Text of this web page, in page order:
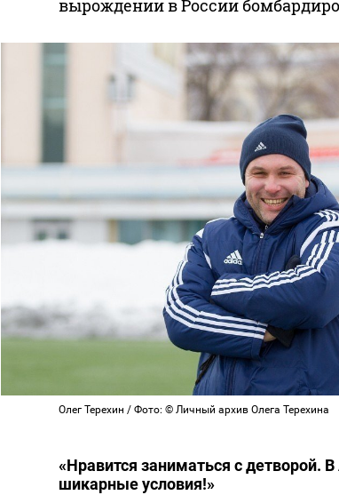
вырождении в России
Олег Терехин / Фото: © Личный архив Олега Терехина
«Нравится заниматься с детворой.
шикарные условия!»